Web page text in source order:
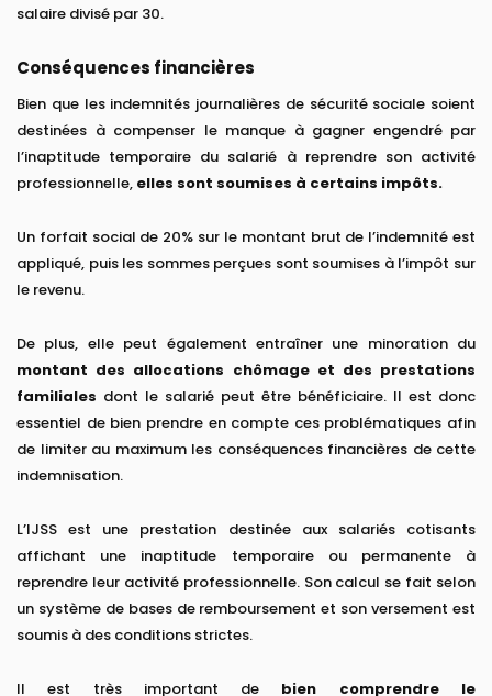
salaire divisé par 30.
Conséquences financières
Bien que les indemnités journalières de sécurité sociale soient
destinées à compenser le manque à gagner engendré par
l’inaptitude temporaire du salarié à reprendre son activité
professionnelle, elles sont soumises à certains impôts.
Un forfait social de 20% sur le montant brut de l’indemnité est
appliqué, puis les sommes perçues sont soumises à l’impôt sur
le revenu.
De plus, elle peut également entraîner une minoration du
montant des allocations chômage et des prestations
familiales dont le salarié peut être bénéficiaire. Il est donc
essentiel de bien prendre en compte ces problématiques afin
de limiter au maximum les conséquences financières de cette
indemnisation.
L’IJSS est une prestation destinée aux salariés cotisants
affichant une inaptitude temporaire ou permanente à
reprendre leur activité professionnelle. Son calcul se fait selon
un système de bases de remboursement et son versement est
soumis à des conditions strictes.
Il est très important de bien comprendre le